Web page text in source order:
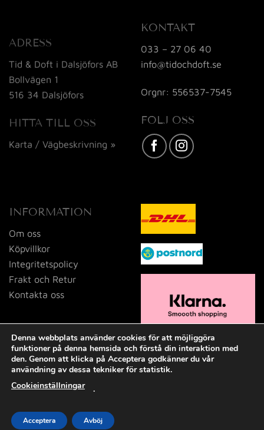
ADRESS
Tid & Doft i Dalsjöfors AB
Bollvägen 1
516 34 Dalsjöfors
HITTA TILL OSS
Karta / Vägbeskrivning »
KONTAKT
033 – 27 06 40
info@tidochdoft.se
Orgnr: 556537-7545
FÖLJ OSS
INFORMATION
Om oss
Köpvillkor
Integritetspolicy
Frakt och Retur
Kontakta oss
2026 © Tid och Doft i Dalsjöfors AB
Denna webbplats använder cookies för att möjliggöra
funktioner på denna hemsida och förstå din interaktion med
den. Genom att klicka på Acceptera godkänner du vår
användning av dessa tekniker för statistik.
Cookieinställningar
.
Acceptera Avböj